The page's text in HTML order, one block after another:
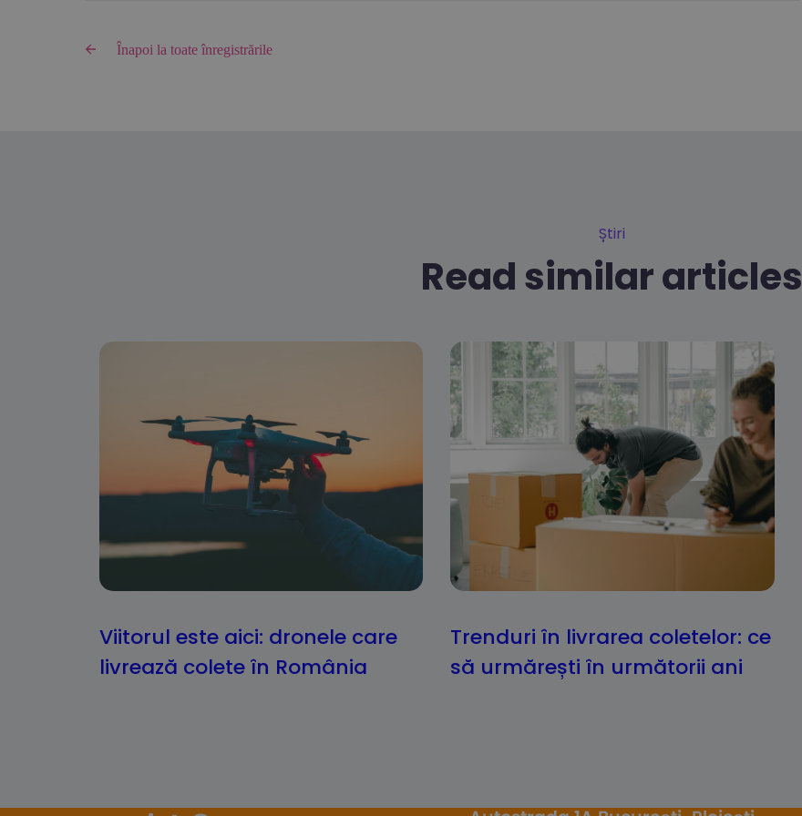
Înapoi la toate înregistrările
Știri
Read similar articles
Viitorul este aici: dronele care
livrează colete în România
Trenduri în livrarea coletelor: ce
să urmărești în următorii ani